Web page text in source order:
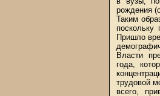
рождения
Таким
Пришло
Власти
года,
трудовой
всего,